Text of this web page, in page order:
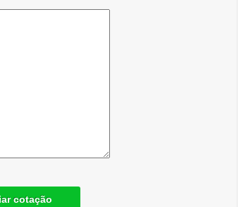
cotação